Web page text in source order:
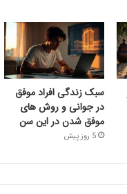
سبک زندگی افراد موفق
در جوانی و روش های
موفق شدن در این سن
5 روز پیش